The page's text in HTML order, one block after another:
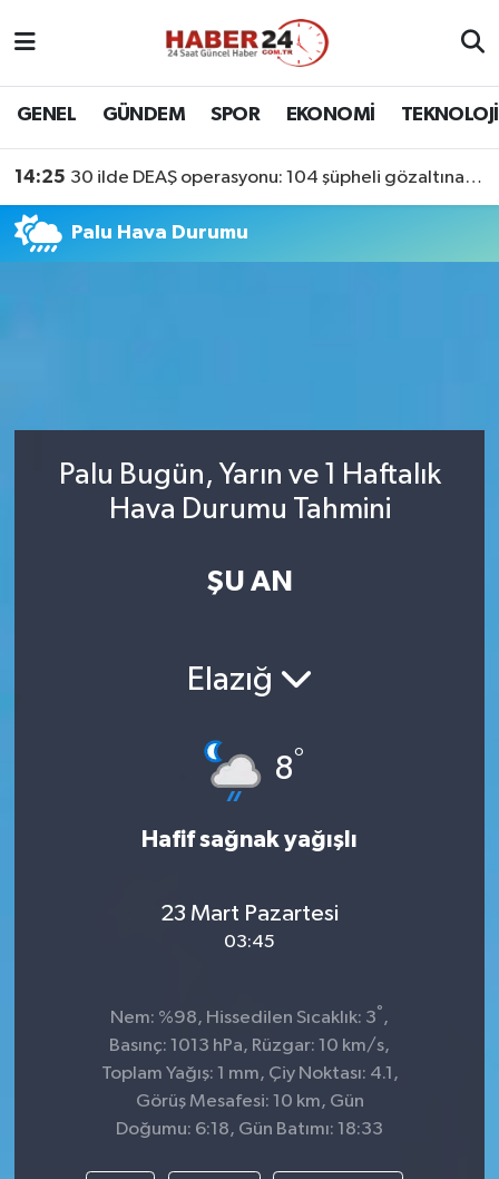
GENEL GÜNDEM SPOR EKONOMİ TEKNOLOJİ
14:25 30 ilde DEAŞ operasyonu: 104 şüpheli gözaltına alındı
Palu Hava Durumu
Palu Bugün, Yarın ve 1 Haftalık
Hava Durumu Tahmini
ŞU AN
Elazığ
8°
Hafif sağnak yağışlı
23 Mart Pazartesi
03:45
Nem: %98, Hissedilen Sıcaklık: 3° ,
Basınç: 1013 hPa, Rüzgar: 10 km/s,
Toplam Yağış: 1 mm, Çiy Noktası: 4.1,
Görüş Mesafesi: 10 km, Gün
Doğumu: 6:18, Gün Batımı: 18:33
Nöbetçi Eczaneler
Haber Arşivi